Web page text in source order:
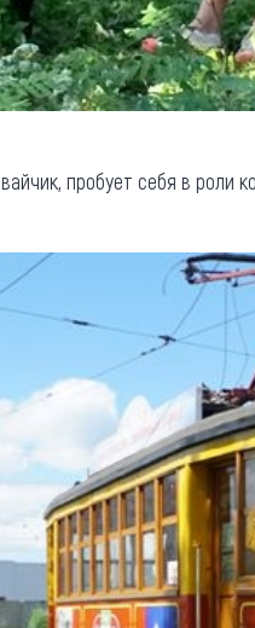
пробует себя в роли